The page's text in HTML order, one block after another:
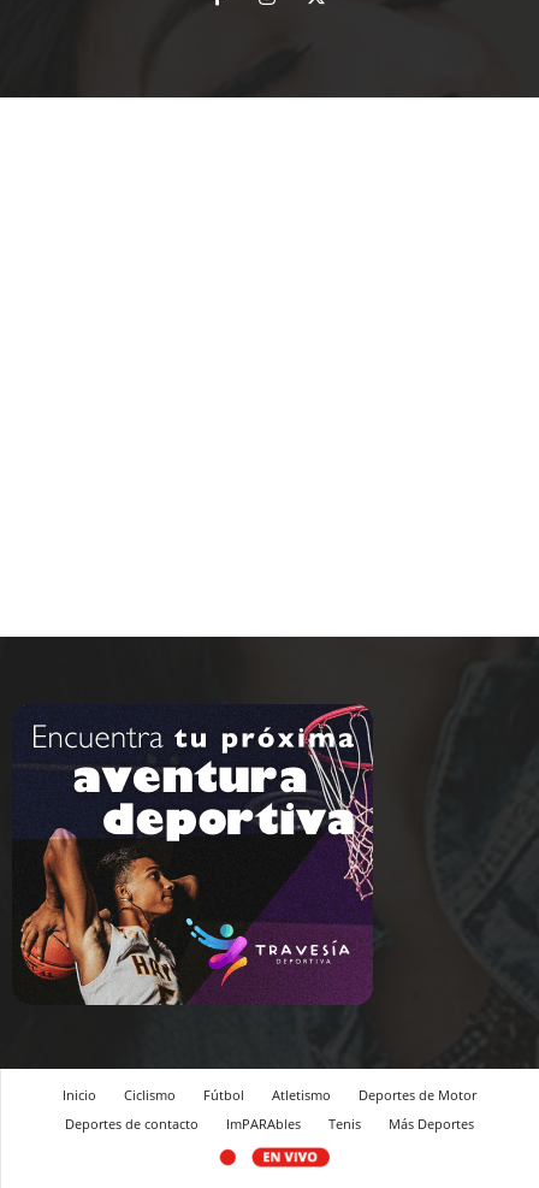
Inicio Ciclismo Fútbol Atletismo
Deportes de Motor
Deportes de contacto
ImPARAbles Tenis Más Deportes